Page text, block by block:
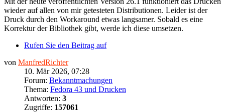
wieder auf allen von mir getesteten Distributionen. Leider ist der
Druck durch den Workaround etwas langsamer. Sobald es eine
Korrektur der Bibliothek gibt, werde ich diese umsetzen.
Rufen Sie den Beitrag auf
von ManfredRichter
10. Mär 2026, 07:28
Forum: Bekanntmachungen
Thema: Fedora 43 und Drucken
Antworten: 3
Zugriffe: 157061